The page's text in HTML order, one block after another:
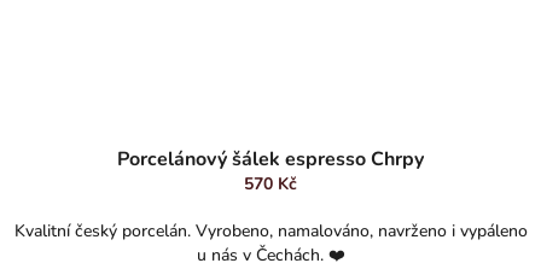
5,0
Porcelánový šálek espresso Chrpy
570 Kč
Kvalitní český porcelán. Vyrobeno, namalováno, navrženo i vypáleno
u nás v Čechách. ❤️